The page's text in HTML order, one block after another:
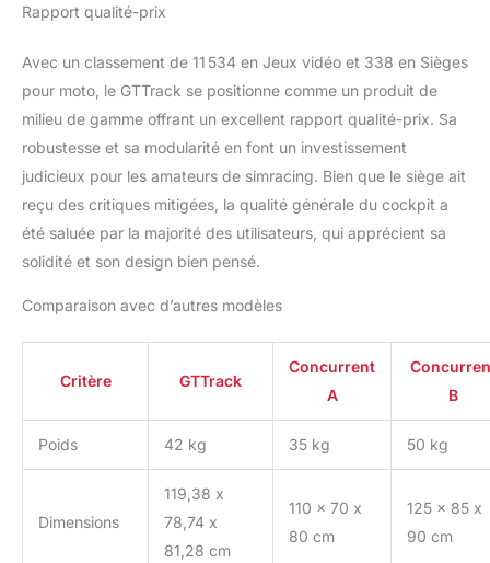
Rapport qualité-prix
Avec un classement de 11 534 en Jeux vidéo et 338 en Sièges
pour moto, le GTTrack se positionne comme un produit de
milieu de gamme offrant un excellent rapport qualité-prix. Sa
robustesse et sa modularité en font un investissement
judicieux pour les amateurs de simracing. Bien que le siège ait
reçu des critiques mitigées, la qualité générale du cockpit a
été saluée par la majorité des utilisateurs, qui apprécient sa
solidité et son design bien pensé.
Comparaison avec d’autres modèles
Critère GTTrack
Concurrent
A
B
Poids 42 kg 35 kg 50 kg
Dimensions
119,38 x
78,74 x
81,28 cm
110 x 70 x
80 cm
125 x 85 x
90 cm